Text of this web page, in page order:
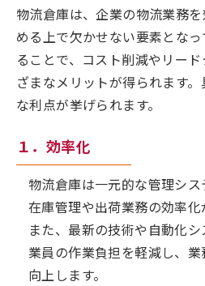
物流倉庫は、企業の物流業務
める上で欠かせない要素とな
ることで、コスト削減やリー
ざまなメリットが得られます
な利点が挙げられます。
１．効率化
物流倉庫は一元的な管理シス
在庫管理や出荷業務の効率化
また、最新の技術や自動化
業員の作業負担を軽減し、
向上します。